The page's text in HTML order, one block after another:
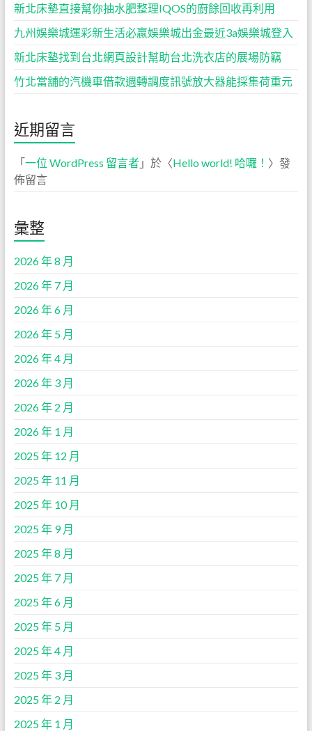
新北床墊直接幫你抽水肥整理IQOS的廚餘回收再利用
九州娛樂城運彩新生活必贏娛樂城出金最近3a娛樂城登入
新北床墊找到台北網頁設計幫助台北洗衣店的展場防竊
竹北當舖的汽機車借款週轉調度訊號放大器能採集荷重元
近期留言
「一位 WordPress 留言者」於〈Hello world! 哈囉！ 〉發
佈留言
彙整
2026 年 8 月
2026 年 7 月
2026 年 6 月
2026 年 5 月
2026 年 4 月
2026 年 3 月
2026 年 2 月
2026 年 1 月
2025 年 12 月
2025 年 11 月
2025 年 10 月
2025 年 9 月
2025 年 8 月
2025 年 7 月
2025 年 6 月
2025 年 5 月
2025 年 4 月
2025 年 3 月
2025 年 2 月
2025 年 1 月